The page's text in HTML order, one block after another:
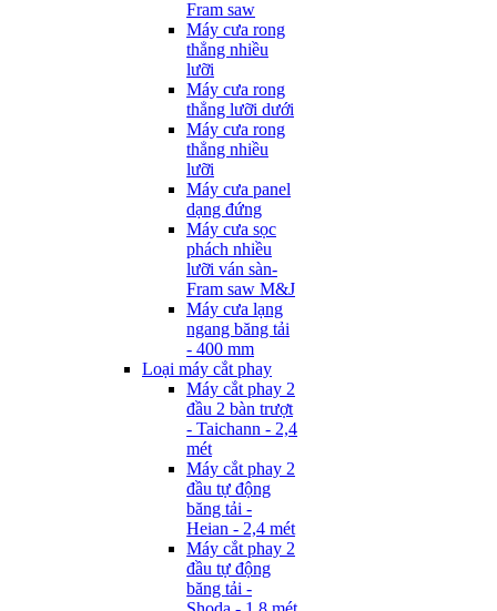
Fram saw
Máy cưa rong
thẳng nhiều
lưỡi
Máy cưa rong
thẳng lưỡi dưới
Máy cưa rong
thẳng nhiều
lưỡi
Máy cưa panel
dạng đứng
Máy cưa sọc
phách nhiều
lưỡi ván sàn-
Fram saw M&J
Máy cưa lạng
ngang băng tải
- 400 mm
Loại máy cắt phay
Máy cắt phay 2
đầu 2 bàn trượt
- Taichann - 2,4
mét
Máy cắt phay 2
đầu tự động
băng tải -
Heian - 2,4 mét
Máy cắt phay 2
đầu tự động
băng tải -